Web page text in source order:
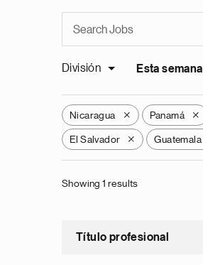
División Esta semana
Nicaragua X Panamá X
El Salvador X Guatemala
Showing 1 results
Título profesional